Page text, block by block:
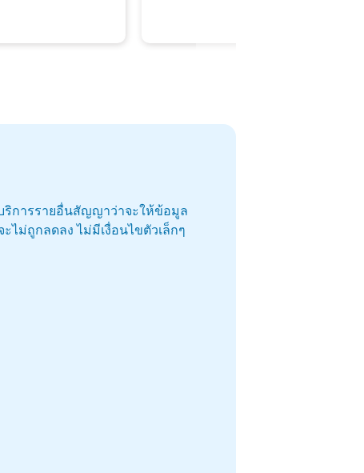
การรายอื่นสัญญาว่าจะให้ข้อมูล
ม่ถูกลดลง ไม่มีเงื่อนไขตัวเล็กๆ